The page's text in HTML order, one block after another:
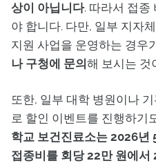
상이 아닙니다. 따라서 접종
야 합니다. 다만, 일부 지자
지원 사업을 운영하는 경우
나 구청에 문의 해 보시는 것
또한, 일부 대학 병원이나
로 할인 이벤트를 진행하기
학교 보건진료소는 2026년
접종비를 회당 22만 원에서